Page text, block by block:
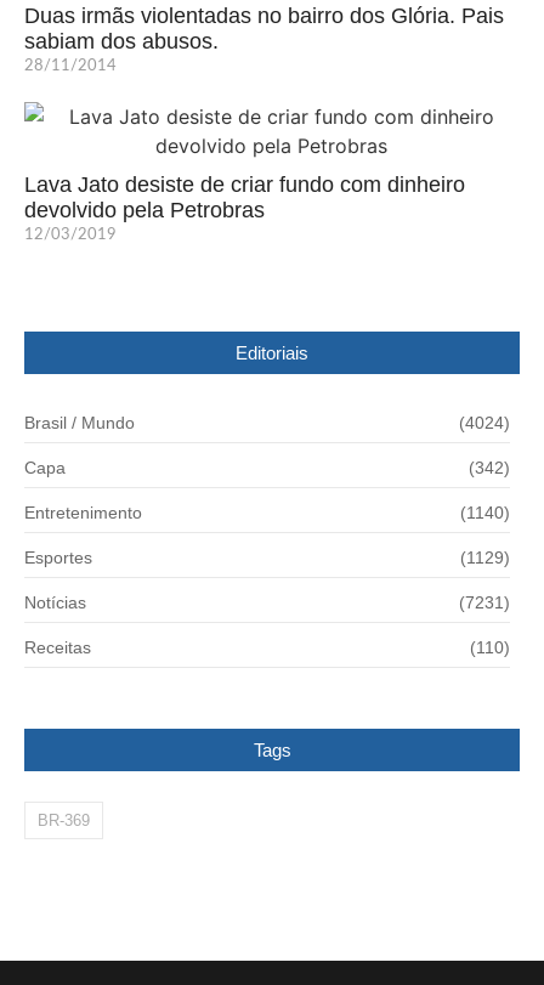
Duas irmãs violentadas no bairro dos Glória. Pais
sabiam dos abusos.
28/11/2014
Lava Jato desiste de criar fundo com dinheiro
devolvido pela Petrobras
12/03/2019
Editoriais
Brasil / Mundo (4024)
Capa (342)
Entretenimento (1140)
Esportes (1129)
Notícias (7231)
Receitas (110)
Tags
BR-369